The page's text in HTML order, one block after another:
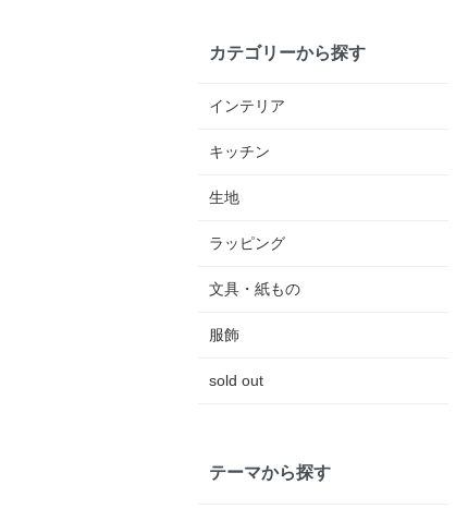
カテゴリーから探す
インテリア
キッチン
生地
ラッピング
文具・紙もの
服飾
sold out
テーマから探す